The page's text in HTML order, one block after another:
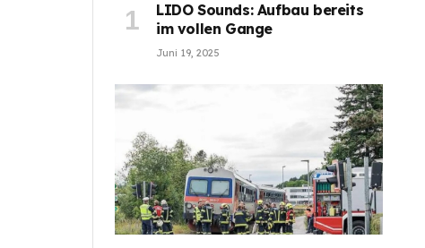
LIDO Sounds: Aufbau bereits
im vollen Gange
Juni 19, 2025